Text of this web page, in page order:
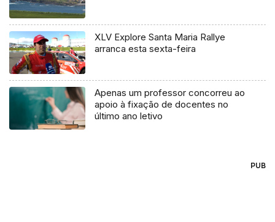
XLV Explore Santa Maria Rallye
arranca esta sexta-feira
Apenas um professor concorreu ao
apoio à fixação de docentes no
último ano letivo
PUB